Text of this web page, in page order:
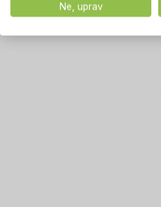
Ne, uprav